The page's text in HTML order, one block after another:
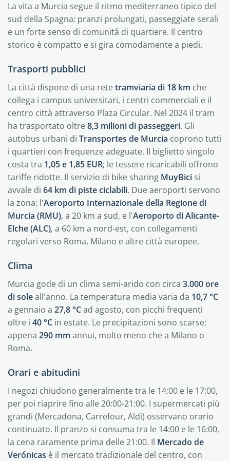
La vita a Murcia segue il ritmo mediterraneo tipico del
sud della Spagna: pranzi prolungati, passeggiate serali
e un forte senso di comunità di quartiere. Il centro
storico è compatto e si gira comodamente a piedi.
Trasporti pubblici
La città dispone di una retetramviaria di 18 km che
collega i campus universitari, i centri commerciali e il
centro città attraverso Plaza Circular. Nel 2024 il tram
ha trasportato oltre8,3 milioni di passeggeri. Gli
autobus urbani di Transportes de Murcia coprono tutti
i quartieri con frequenze adeguate. Il biglietto singolo
costa tra 1,05 e 1,85 EUR; le tessere ricaricabili offrono
tariffe ridotte. Il servizio di bike sharing MuyBici si
avvale di 64 km di piste ciclabili. Due aeroporti servono
la zona: l'Aeroporto Internazionale della Regione di
Murcia (RMU), a 20 km a sud, e l'Aeroporto di Alicante-
Elche (ALC), a 60 km a nord-est, con collegamenti
regolari verso Roma, Milano e altre città europee.
Clima
Murcia gode di un clima semi-arido con circa 3.000 ore
di soleall'anno. La temperatura media varia da 10,7 °C
a gennaio a 27,8 °Cad agosto, con picchi frequenti
oltre i 40 °C in estate. Le precipitazioni sono scarse:
appena 290 mm annui, molto meno che a Milano o
Roma.
Orari e abitudini
I negozi chiudono generalmente tra le 14:00 e le 17:00,
per poi riaprire fino alle 20:00-21:00. I supermercati più
grandi (Mercadona, Carrefour, Aldi) osservano orario
continuato. Il pranzo si consuma tra le 14:00 e le 16:00,
la cena raramente prima delle 21:00. Il Mercado de
Verónicas è il mercato tradizionale del centro, con